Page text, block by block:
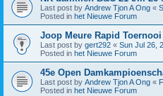
Last post by Andrew Tjon A Ong «
Posted in het Nieuwe Forum
Joop Meure Rapid
Last post by gert292 « Sun Jul 26,
Posted in het Nieuwe Forum
45e Open
Last post by Andrew Tjon A Ong «
Posted in het Nieuwe Forum